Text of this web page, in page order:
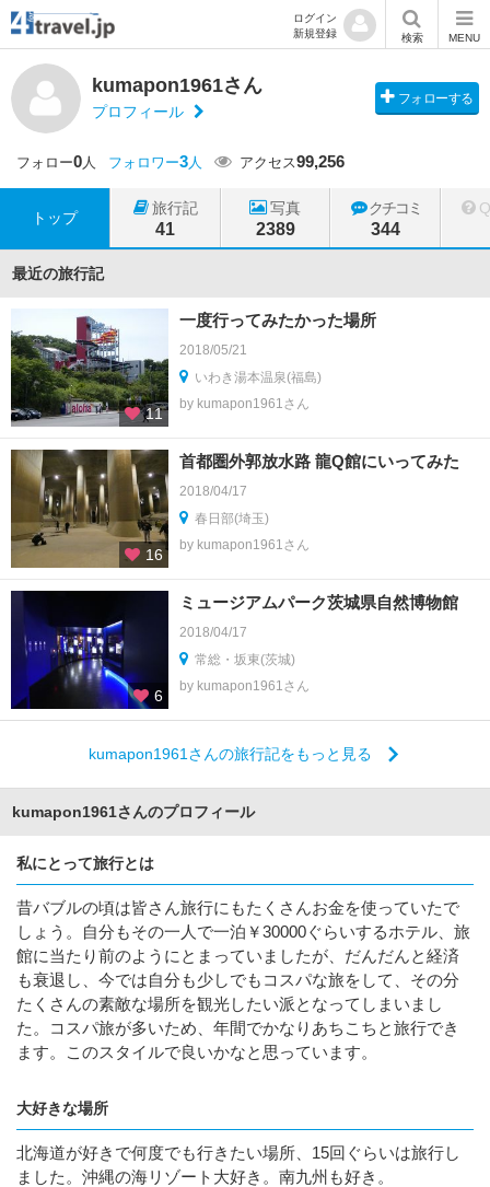
ログイン
新規登録
検索 MENU
kumapon1961さん
プロフィール
フォローする
フォロー0人 フォロワー3人 アクセス99,256
トップ
旅行記
41
写真
2389
クチコミ
344
最近の旅行記
11
一度行ってみたかった場所
2018/05/21
いわき湯本温泉(福島)
by kumapon1961さん
16
首都圏外郭放水路 龍Q館にいってみた
2018/04/17
春日部(埼玉)
by kumapon1961さん
6
ミュージアムパーク茨城県自然博物館
2018/04/17
常総・坂東(茨城)
by kumapon1961さん
kumapon1961さんの旅行記をもっと見る
kumapon1961さんのプロフィール
私にとって旅行とは
昔バブルの頃は皆さん旅行にもたくさんお金を使っていたで
しょう。自分もその一人で一泊￥30000ぐらいするホテル、旅
館に当たり前のようにとまっていましたが、だんだんと経済
も衰退し、今では自分も少しでもコスパな旅をして、その分
たくさんの素敵な場所を観光したい派となってしまいまし
た。コスパ旅が多いため、年間でかなりあちこちと旅行でき
ます。このスタイルで良いかなと思っています。
大好きな場所
北海道が好きで何度でも行きたい場所、15回ぐらいは旅行し
ました。沖縄の海リゾート大好き。南九州も好き。